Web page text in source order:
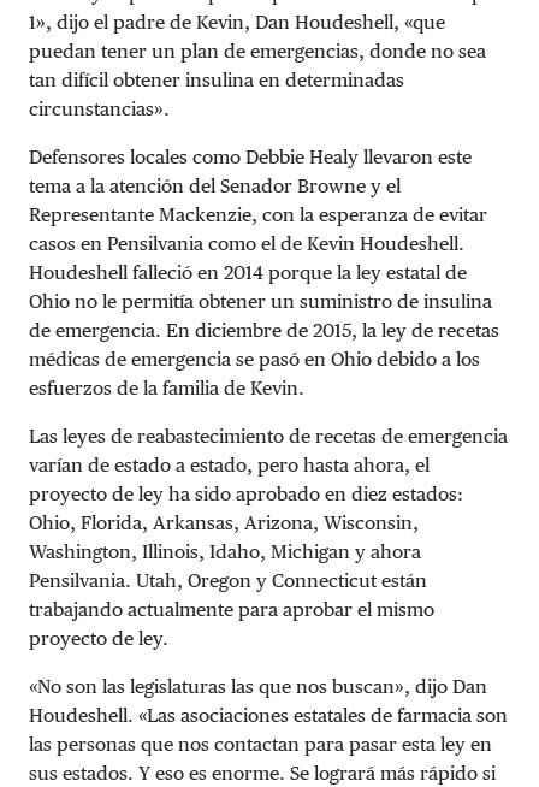
1», dijo el padre de Kevin, Dan Houdeshell, «que
puedan tener un plan de emergencias, donde no sea
tan difícil obtener insulina en determinadas
circunstancias».
Defensores locales como Debbie Healy llevaron este
tema a la atención del Senador Browne y el
Representante Mackenzie, con la esperanza de evitar
casos en Pensilvania como el de Kevin Houdeshell.
Houdeshell falleció en 2014 porque la ley estatal de
Ohio no le permitía obtener un suministro de insulina
de emergencia. En diciembre de 2015, la ley de recetas
médicas de emergencia se pasó en Ohio debido a los
esfuerzos de la familia de Kevin.
Las leyes de reabastecimiento de recetas de emergencia
varían de estado a estado, pero hasta ahora, el
proyecto de ley ha sido aprobado en diez estados:
Ohio, Florida, Arkansas, Arizona, Wisconsin,
Washington, Illinois, Idaho, Michigan y ahora
Pensilvania. Utah, Oregon y Connecticut están
trabajando actualmente para aprobar el mismo
proyecto de ley.
«No son las legislaturas las que nos buscan», dijo Dan
Houdeshell. «Las asociaciones estatales de farmacia son
las personas que nos contactan para pasar esta ley en
sus estados. Y eso es enorme. Se logrará más rápido si